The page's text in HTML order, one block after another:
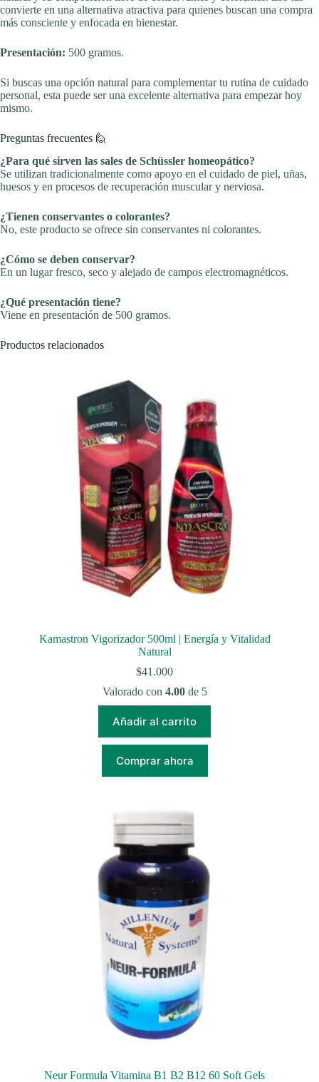
convierte en una alternativa atractiva para quienes buscan una compra
más consciente y enfocada en bienestar.
Presentación: 500 gramos.
Si buscas una opción natural para complementar tu rutina de cuidado
personal, esta puede ser una excelente alternativa para empezar hoy
mismo.
Preguntas frecuentes 🙋
¿Para qué sirven las sales de Schüssler homeopático?
Se utilizan tradicionalmente como apoyo en el cuidado de piel, uñas,
huesos y en procesos de recuperación muscular y nerviosa.
¿Tienen conservantes o colorantes?
No, este producto se ofrece sin conservantes ni colorantes.
¿Cómo se deben conservar?
En un lugar fresco, seco y alejado de campos electromagnéticos.
¿Qué presentación tiene?
Viene en presentación de 500 gramos.
Productos relacionados
Kamastron Vigorizador 500ml | Energía y Vitalidad
Natural
$41.000
Valorado con 4.00de 5
Añadir al carrito
Comprar ahora
Neur Formula Vitamina B1 B2 B12 60 Soft Gels